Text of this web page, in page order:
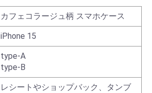
カフェコラージュ柄 スマホケース
iPhone 15
type-A
type-B
レシートやショップバック、タンブ